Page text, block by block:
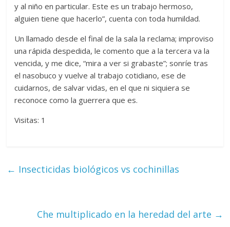
y al niño en particular. Este es un trabajo hermoso,
alguien tiene que hacerlo”, cuenta con toda humildad.
Un llamado desde el final de la sala la reclama; improviso
una rápida despedida, le comento que a la tercera va la
vencida, y me dice, “mira a ver si grabaste”; sonríe tras
el nasobuco y vuelve al trabajo cotidiano, ese de
cuidarnos, de salvar vidas, en el que ni siquiera se
reconoce como la guerrera que es.
Visitas: 1
← Insecticidas biológicos vs cochinillas
Che multiplicado en la heredad del arte →